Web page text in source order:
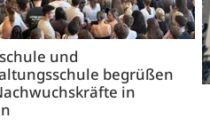
und
begrüßen
in